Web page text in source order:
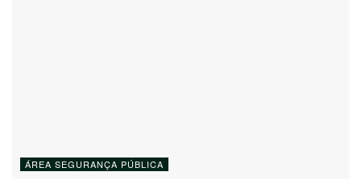
ÁREA SEGURANÇA PÚBLICA